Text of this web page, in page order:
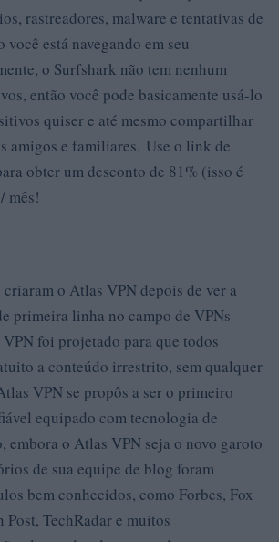
rastreadores, malware e tentativas de
está navegando em seu
o Surfshark não tem nenhum
então você pode basicamente usá-lo
quiser e até mesmo compartilhar
amigos e familiares. Use o link de
obter um desconto de 81% (isso é
mês!
criaram o Atlas VPN depois de ver a
primeira linha no campo de VPNs
foi projetado para que todos
a conteúdo irrestrito, sem qualquer
VPN se propôs a ser o primeiro
equipado com tecnologia de
embora o Atlas VPN seja o novo garoto
de sua equipe de blog foram
bem conhecidos, como Forbes, Fox
Post, TechRadar e muitos